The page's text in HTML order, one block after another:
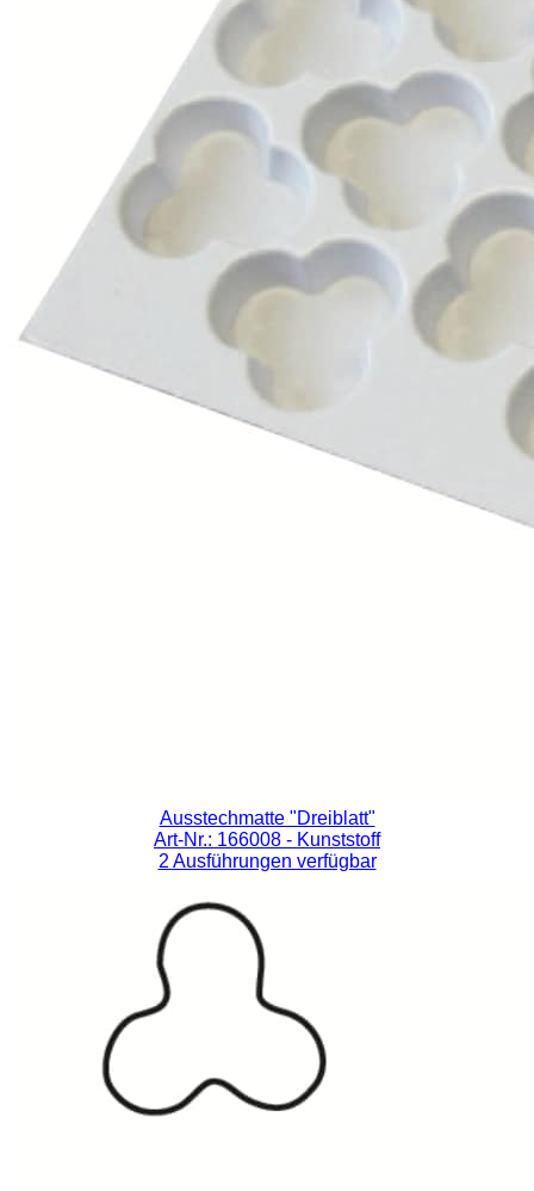
Ausstechmatte "Dreiblatt"
Art-Nr.: 166008 - Kunststoff
2 Ausführungen verfügbar